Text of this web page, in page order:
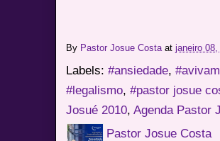
By Pastor Josue Costa atjaneiro 08,
Labels:#ansiedade,
#legalismo,#pastor josue
Josué 2010,Agenda Pastor
Pastor Josue Costa